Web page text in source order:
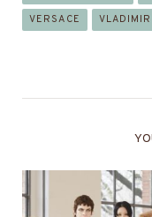
VERSACE VLADIMIR